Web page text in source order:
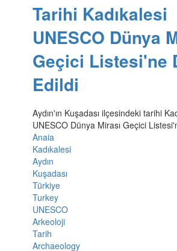
Tarihi Kadıkalesi
UNESCO Dünya
Geçici Listesi'ne
Edildi
Aydın'ın Kuşadası ilçesindeki tarihi
UNESCO Dünya Mirası Geçici
Anaia
Kadıkalesi
Aydın
Kuşadası
Türkiye
Turkey
UNESCO
Arkeoloji
Tarih
Archaeology